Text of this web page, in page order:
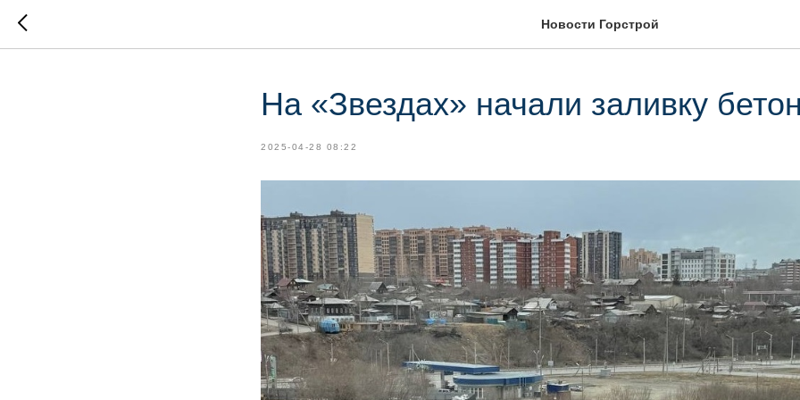
Новости Горстрой
На «Звездах» начали заливку
2025-04-28 08:22